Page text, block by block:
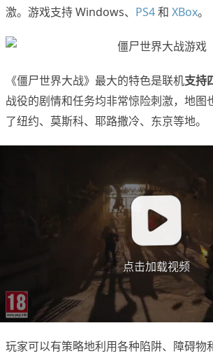
激。游戏支持 Windows、 PS4和 XBox。
《僵尸世界大战》最大的特色是联机支持
战役的剧情和任务均非常惊险刺激，地图
了纽约、莫斯科、耶路撒冷、东京等地。
点击加载视频
玩家可以有策略地利用各种陷阱、障碍物